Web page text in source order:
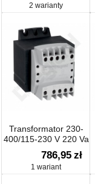
2 warianty
Transformator 230-
400/115-230 V 220 Va
786,95 zł
1 wariant